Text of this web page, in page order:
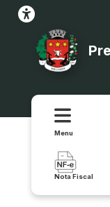
Menu
Nota Fiscal